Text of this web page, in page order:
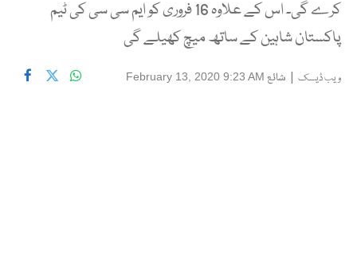
کرے گی۔ اس کے علاوہ 16 فروری کو ایم سی سی کی ٹیم
پاکستان شاہین کے ساتھ میچ کھیلے گی
ویب ڈیسک | شائع February 13, 2020 9:23 AM